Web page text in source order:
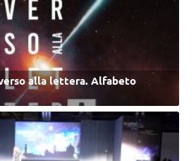
alla lettera. Alfabeto